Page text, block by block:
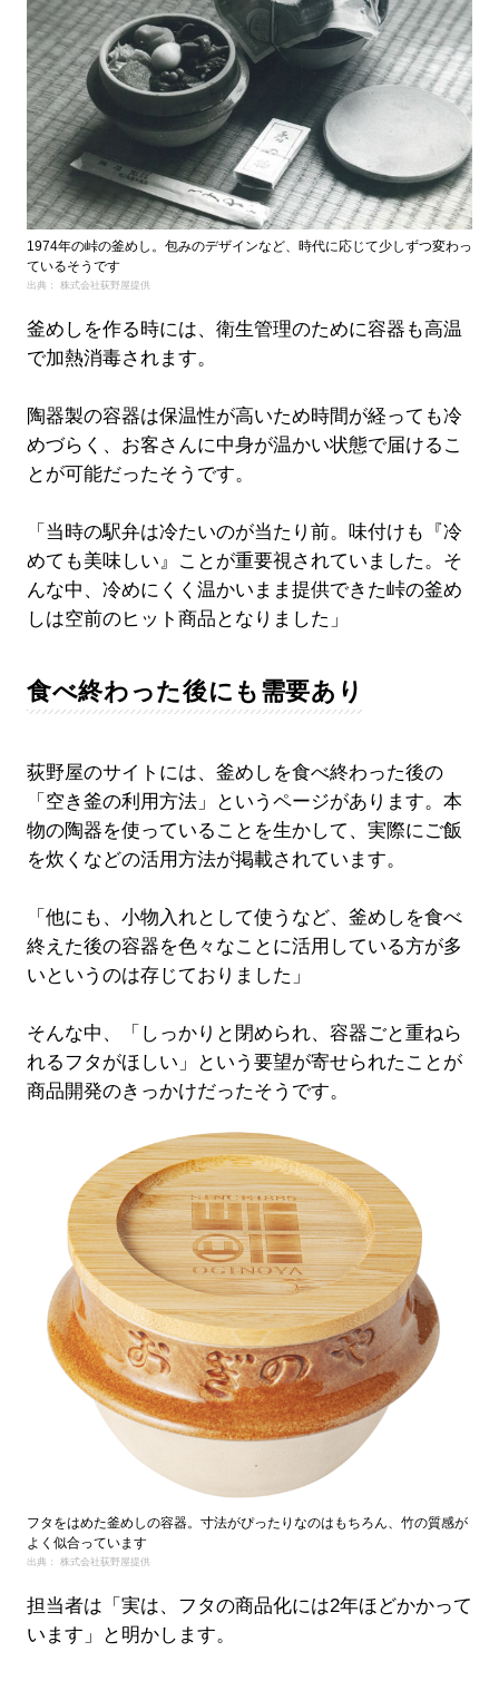
1974年の峠の釜めし。包みのデザインなど、時代に応じて少しずつ変わっ
ているそうです
出典： 株式会社荻野屋提供
釜めしを作る時には、衛生管理のために容器も高温
で加熱消毒されます。
陶器製の容器は保温性が高いため時間が経っても冷
めづらく、お客さんに中身が温かい状態で届けるこ
とが可能だったそうです。
「当時の駅弁は冷たいのが当たり前。味付けも『冷
めても美味しい』ことが重要視されていました。そ
んな中、冷めにくく温かいまま提供できた峠の釜め
しは空前のヒット商品となりました」
食べ終わった後にも需要あり
荻野屋のサイトには、釜めしを食べ終わった後の
「空き釜の利用方法」というページがあります。本
物の陶器を使っていることを生かして、実際にご飯
を炊くなどの活用方法が掲載されています。
「他にも、小物入れとして使うなど、釜めしを食べ
終えた後の容器を色々なことに活用している方が多
いというのは存じておりました」
そんな中、「しっかりと閉められ、容器ごと重ねら
れるフタがほしい」という要望が寄せられたことが
商品開発のきっかけだったそうです。
フタをはめた釜めしの容器。寸法がぴったりなのはもちろん、竹の質感が
よく似合っています
出典： 株式会社荻野屋提供
担当者は「実は、フタの商品化には2年ほどかかって
います」と明かします。